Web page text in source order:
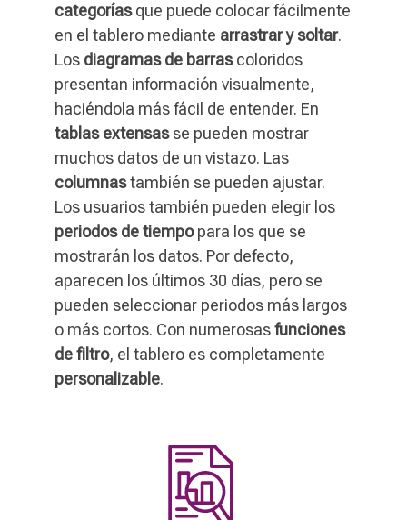
categoríasque puede colocar fácilmente
en el tablero mediante arrastrar y soltar.
Los diagramas de barrascoloridos
presentan información visualmente,
haciéndola más fácil de entender. En
tablas extensasse pueden mostrar
muchos datos de un vistazo. Las
columnastambién se pueden ajustar.
Los usuarios también pueden elegir los
periodos de tiempopara los que se
mostrarán los datos. Por defecto,
aparecen los últimos 30 días, pero se
pueden seleccionar periodos más largos
o más cortos. Con numerosasfunciones
de filtro, el tablero es completamente
personalizable.